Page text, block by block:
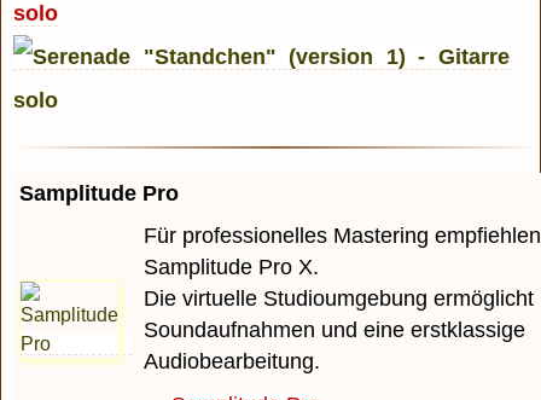
solo
Samplitude Pro
Für professionelles Mastering
Samplitude Pro X.
Die virtuelle Studioumgebung ermöglicht
Soundaufnahmen und eine erstklassige
Audiobearbeitung.